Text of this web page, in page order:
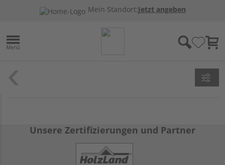
Mein Standort:Jetzt angeben
Unsere Zertifizierungen und Partner